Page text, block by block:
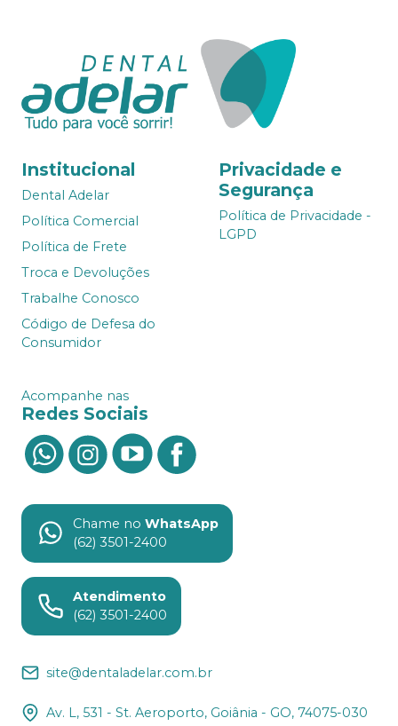
Institucional
Dental Adelar
Política Comercial
Política de Frete
Troca e Devoluções
Trabalhe Conosco
Código de Defesa do
Consumidor
Privacidade e
Segurança
Política de Privacidade -
LGPD
Acompanhe nas
Redes Sociais
Chame no WhatsApp
(62) 3501-2400
Atendimento
(62) 3501-2400
site@dentaladelar.com.br
Av. L, 531 - St. Aeroporto, Goiânia - GO, 74075-030